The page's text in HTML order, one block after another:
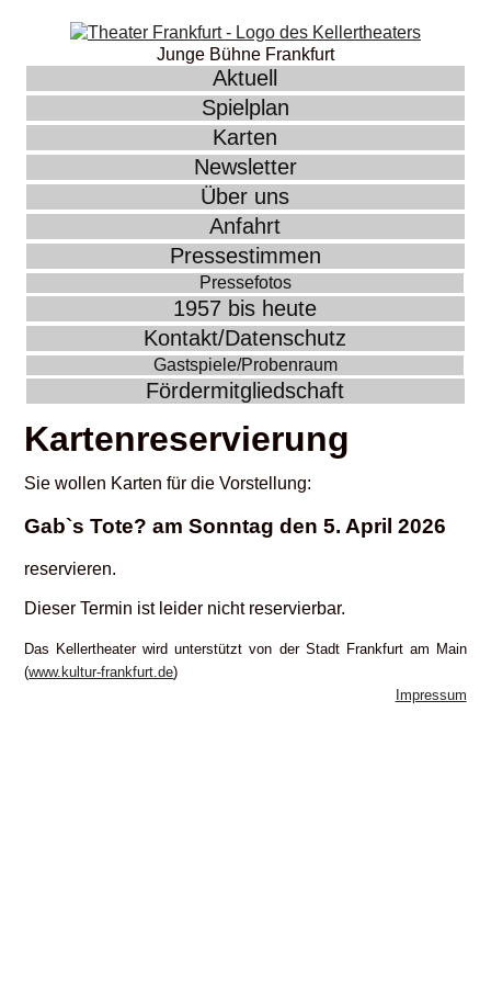
Junge Bühne Frankfurt
Aktuell
Spielplan
Karten
Newsletter
Über uns
Anfahrt
Pressestimmen
Pressefotos
1957 bis heute
Kontakt/Datenschutz
Gastspiele/Probenraum
Fördermitgliedschaft
Kartenreservierung
Sie wollen Karten für die Vorstellung:
Gab`s Tote? am Sonntag den 5. April 2026
reservieren.
Dieser Termin ist leider nicht reservierbar.
Das Kellertheater wird unterstützt von der Stadt Frankfurt am Main
(www.kultur-frankfurt.de)
Impressum